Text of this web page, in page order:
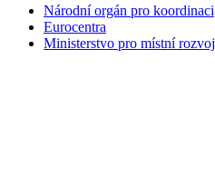
Národní orgán pro koordinaci
Eurocentra
Ministerstvo pro místní rozvoj